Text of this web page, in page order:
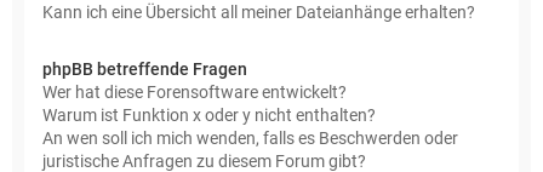
Kann ich eine Übersicht all meiner Dateianhänge erhalten?
phpBB betreffende Fragen
Wer hat diese Forensoftware entwickelt?
Warum ist Funktion x oder y nicht enthalten?
An wen soll ich mich wenden, falls es Beschwerden oder
juristische Anfragen zu diesem Forum gibt?